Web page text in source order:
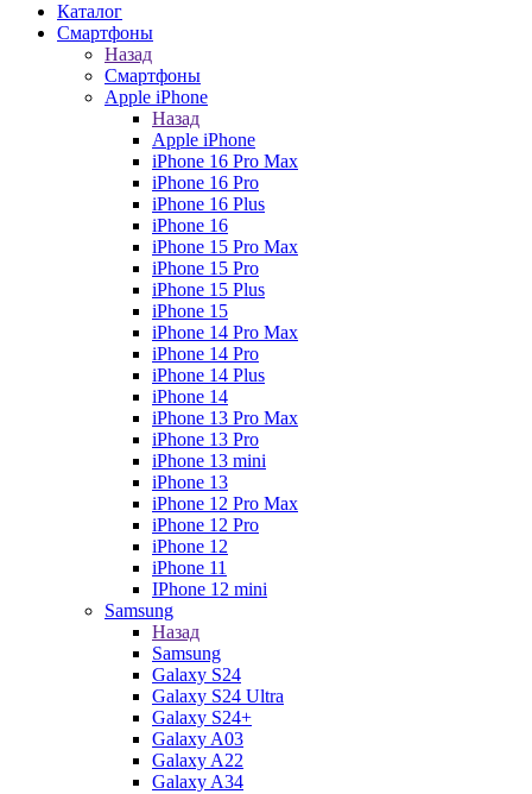
Каталог
Смартфоны
Назад
Смартфоны
Apple iPhone
Назад
Apple iPhone
iPhone 16 Pro Max
iPhone 16 Pro
iPhone 16 Plus
iPhone 16
iPhone 15 Pro Max
iPhone 15 Pro
iPhone 15 Plus
iPhone 15
iPhone 14 Pro Max
iPhone 14 Pro
iPhone 14 Plus
iPhone 14
iPhone 13 Pro Max
iPhone 13 Pro
iPhone 13 mini
iPhone 13
iPhone 12 Pro Max
iPhone 12 Pro
iPhone 12
iPhone 11
IPhone 12 mini
Samsung
Назад
Samsung
Galaxy S24
Galaxy S24 Ultra
Galaxy S24+
Galaxy A03
Galaxy A22
Galaxy A34